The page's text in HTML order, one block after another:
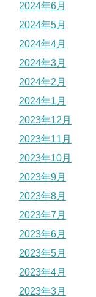
2024年6月
2024年5月
2024年4月
2024年3月
2024年2月
2024年1月
2023年12月
2023年11月
2023年10月
2023年9月
2023年8月
2023年7月
2023年6月
2023年5月
2023年4月
2023年3月